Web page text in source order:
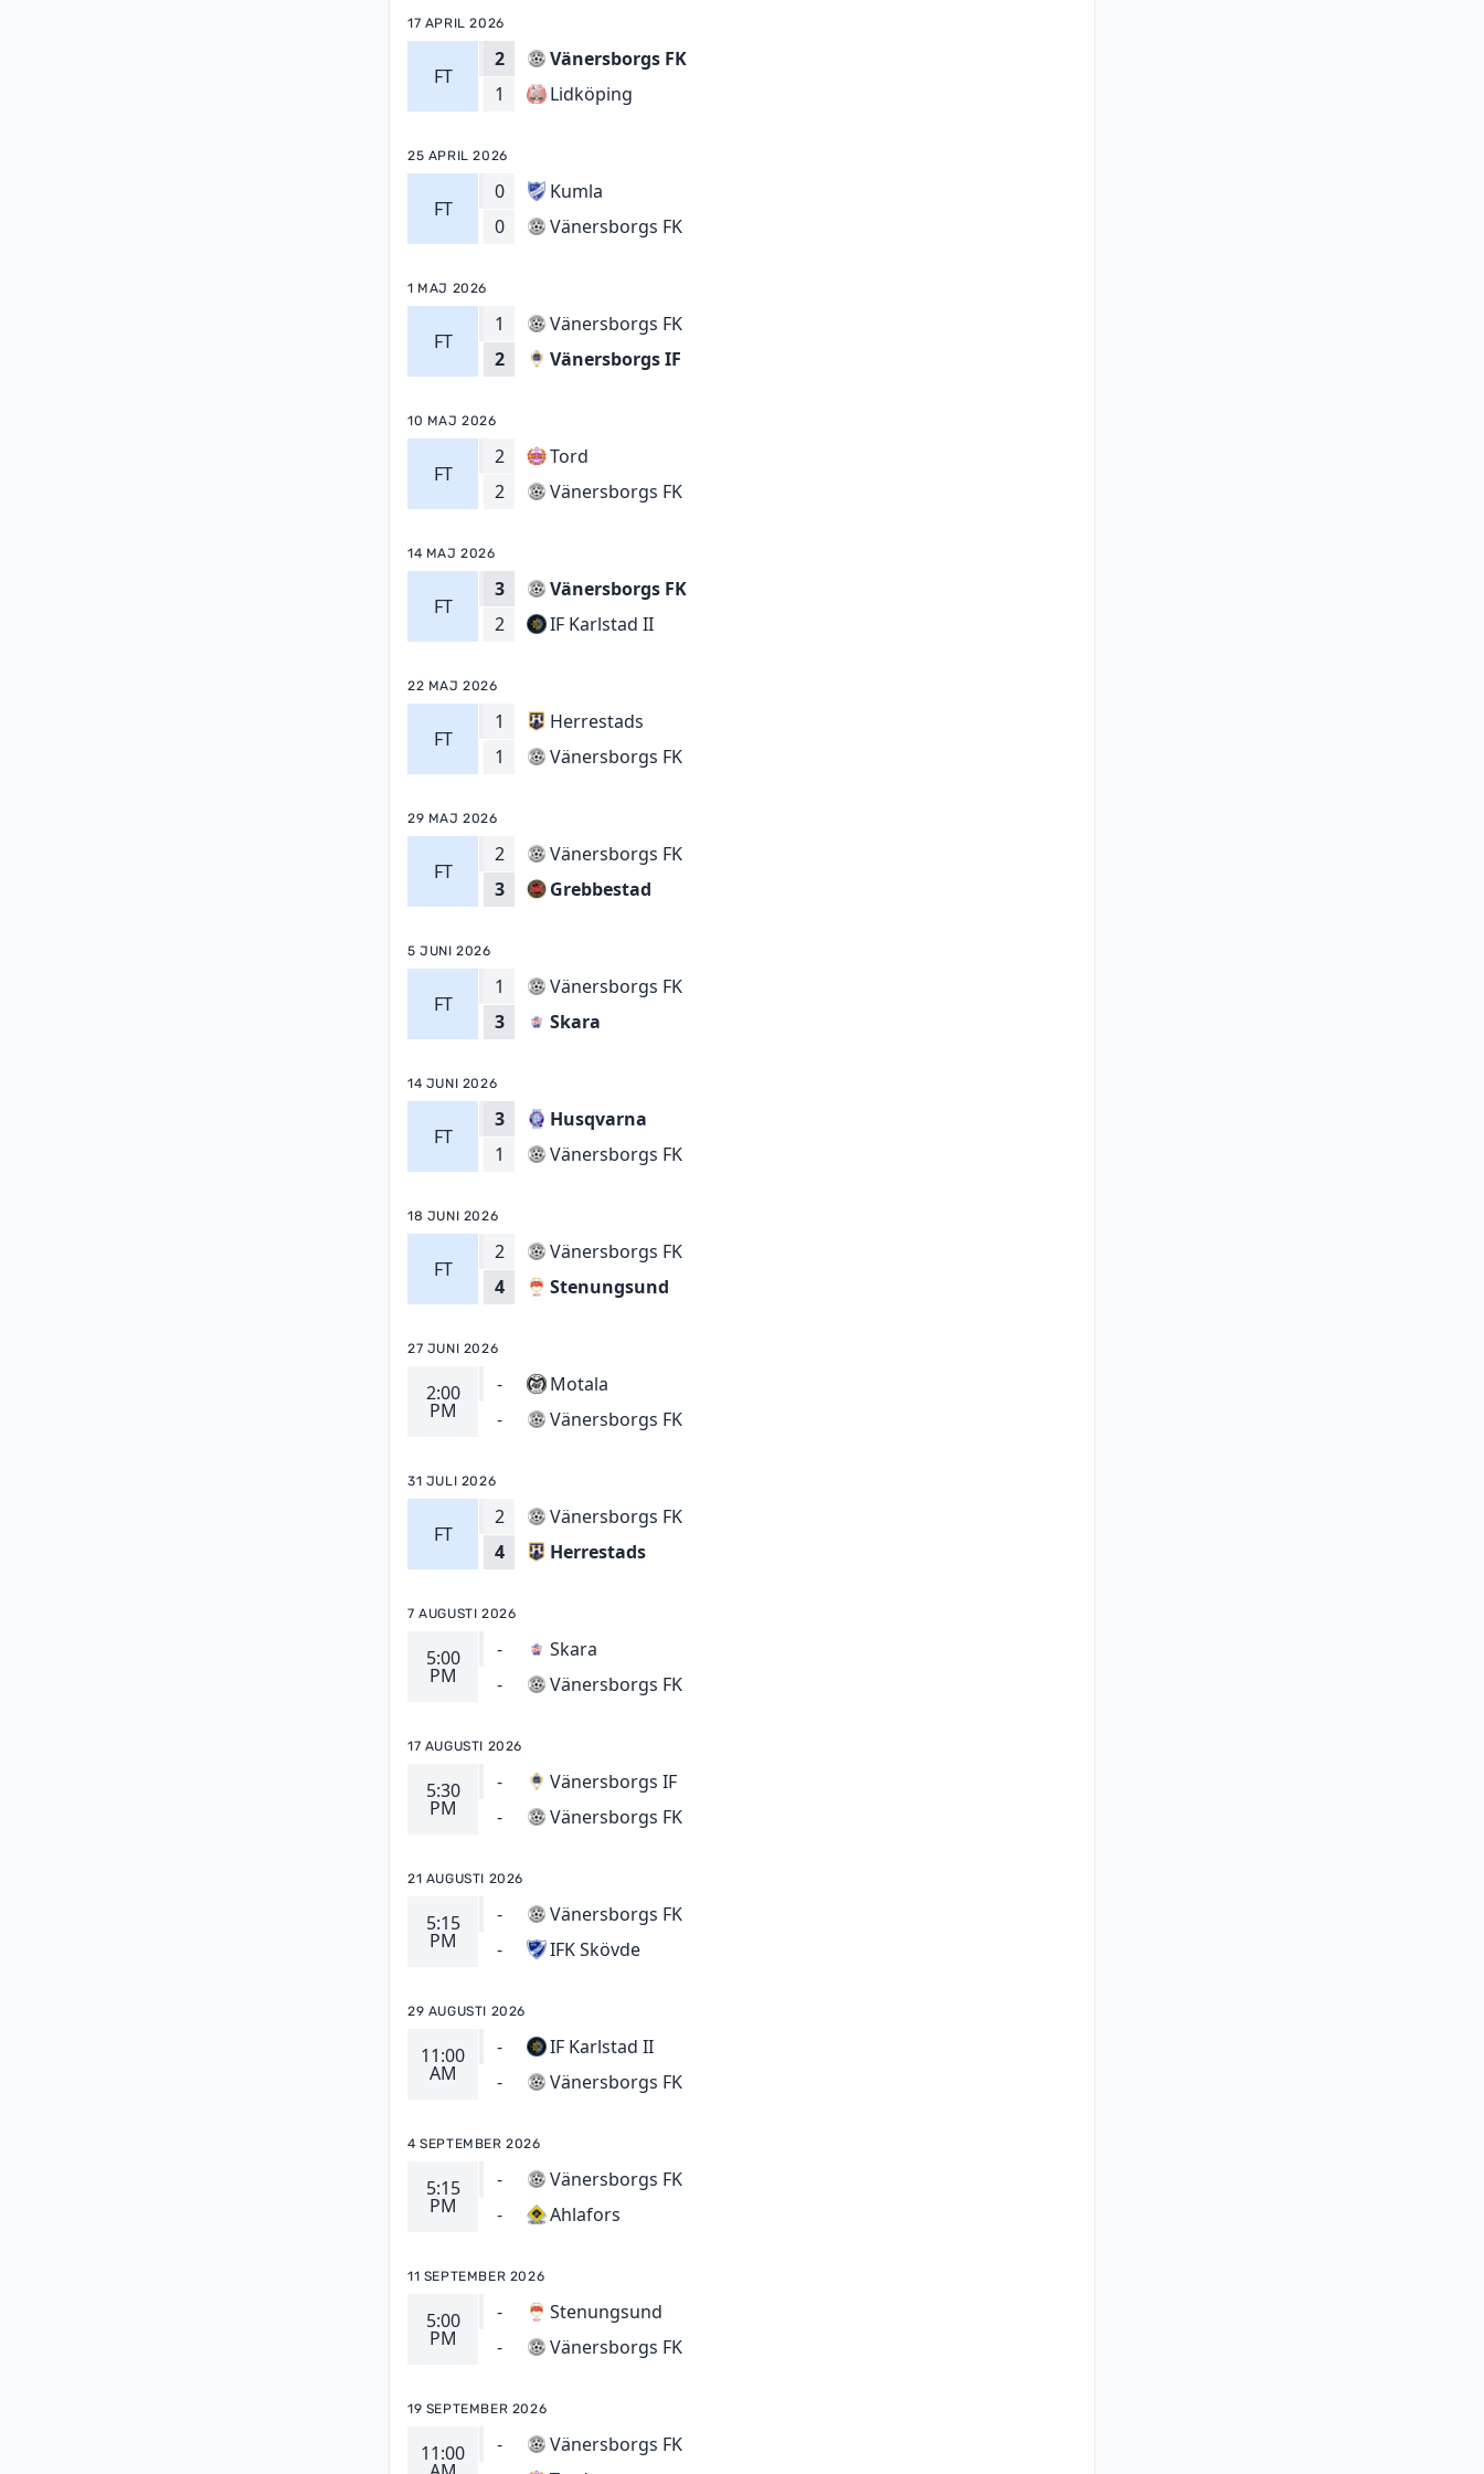
17 APRIL 2026
FT
2
1
Vänersborgs FK
Lidköping
25 APRIL 2026
FT
0
0
Kumla
Vänersborgs FK
1 MAJ 2026
FT
1
2
Vänersborgs FK
Vänersborgs IF
10 MAJ 2026
FT
2
2
Tord
Vänersborgs FK
14 MAJ 2026
FT
3
2
Vänersborgs FK
IF Karlstad II
22 MAJ 2026
FT
1
1
Herrestads
Vänersborgs FK
29 MAJ 2026
FT
2
3
Vänersborgs FK
Grebbestad
5 JUNI 2026
FT
1
3
Vänersborgs FK
Skara
14 JUNI 2026
FT
3
1
Husqvarna
Vänersborgs FK
18 JUNI 2026
FT
2
4
Vänersborgs FK
Stenungsund
27 JUNI 2026
2:00
PM
-
-
Motala
Vänersborgs FK
31 JULI 2026
FT
2
4
Vänersborgs FK
Herrestads
7 AUGUSTI 2026
5:00
PM
-
-
Skara
Vänersborgs FK
17 AUGUSTI 2026
5:30
PM
-
-
Vänersborgs IF
Vänersborgs FK
21 AUGUSTI 2026
5:15
PM
-
-
Vänersborgs FK
IFK Skövde
29 AUGUSTI 2026
11:00
AM
-
-
IF Karlstad II
Vänersborgs FK
4 SEPTEMBER 2026
5:15
PM
-
-
Vänersborgs FK
Ahlafors
11 SEPTEMBER 2026
5:00
PM
-
-
Stenungsund
Vänersborgs FK
19 SEPTEMBER 2026
11:00
-
Vänersborgs FK